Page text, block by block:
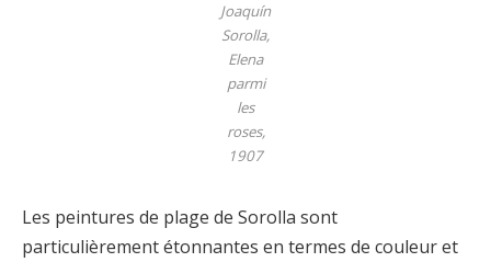
Joaquín
Sorolla,
Elena
parmi
les
roses,
1907
Les peintures de plage de Sorolla sont
particulièrement étonnantes en termes de couleur et